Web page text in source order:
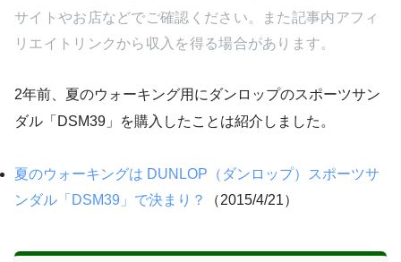
サイトやお店などでご確認ください。また記事内アフィ
リエイトリンクから収入を得る場合があります。
2年前、夏のウォーキング用にダンロップのスポーツサン
ダル「DSM39」を購入したことは紹介しました。
夏のウォーキングは DUNLOP（ダンロップ）スポーツサ
ンダル「DSM39」で決まり？
（2015/4/21）